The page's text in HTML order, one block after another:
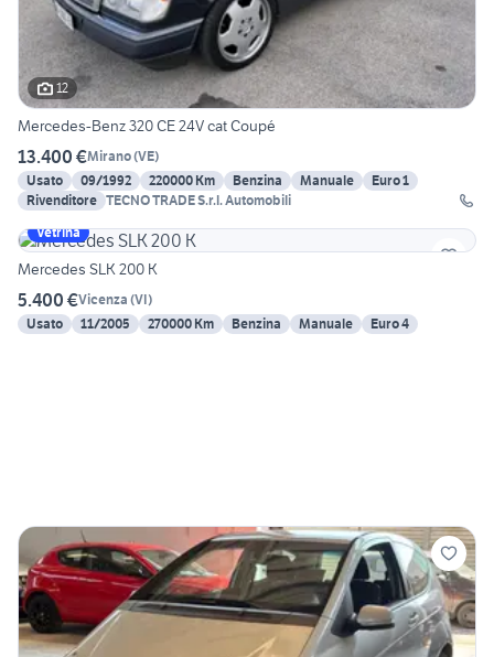
12
Mercedes-Benz 320 CE 24V cat Coupé
13.400 €Mirano(VE)
Usato
09/1992 220000 Km Benzina Manuale
Euro 1
Rivenditore TECNO TRADE S.r.l. Automobili
Vetrina
Mercedes SLK 200 K
5.400 €Vicenza (VI)
Usato
11/2005 270000 Km Benzina Manuale Euro 4